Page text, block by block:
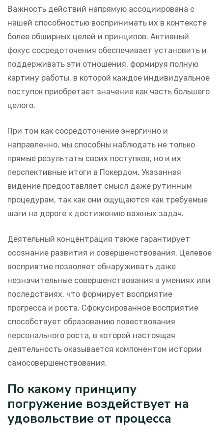
Важность действий напрямую ассоциирована с
нашей способностью воспринимать их в контексте
более обширных целей и принципов. Активный
фокус сосредоточения обеспечивает установить и
поддерживать эти отношения, формируя полную
картину работы, в которой каждое индивидуальное
поступок приобретает значение как часть большего
целого.
При том как сосредоточение энергично и
направленно, мы способны наблюдать не только
прямые результаты своих поступков, но и их
перспективные итоги в Покердом. Указанная
видение предоставляет смысл даже рутинным
процедурам, так как они ощущаются как требуемые
шаги на дороге к достижению важных задач.
Деятельный концентрация также гарантирует
осознание развития и совершенствования. Целевое
восприятие позволяет обнаруживать даже
незначительные совершенствования в умениях или
последствиях, что формирует восприятие
прогресса и роста. Сфокусированное восприятие
способствует образованию повествования
персонального роста, в которой настоящая
деятельность оказывается компонентом истории
самосовершенствования.
По какому принципу
погружение воздействует на
удовольствие от процесса